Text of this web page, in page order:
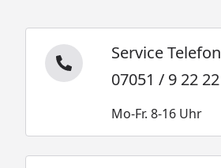
Service Telefon
07051 / 9 22 22
Mo-Fr. 8-16 Uhr